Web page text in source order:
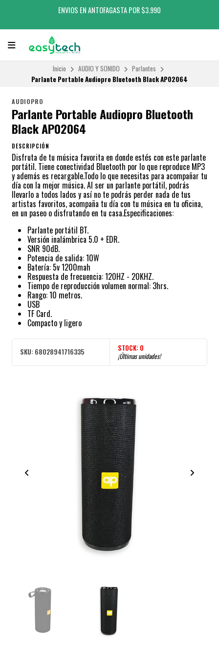
ENVIOS EN ANTOFAGASTA POR $3.990
Inicio AUDIO Y SONIDO
Parlantes
Parlante Portable Audiopro Bluetooth Black AP02064
AUDIOPRO
Parlante Portable Audiopro Bluetooth
Black AP02064
DESCRIPCIÓN
Disfruta de tu música favorita en donde estés con este parlante
portátil. Tiene conectividad Bluetooth por lo que reproduce MP3
y además es recargable.Todo lo que necesitas para acompañar tu
día con la mejor música. Al ser un parlante portátil, podrás
llevarlo a todos lados y así no te podrás perder nada de tus
artistas favoritos, acompaña tu día con tu música en tu oficina,
en un paseo o disfrutando en tu casa.Especificaciones:
Parlante portátil BT.
Versión inalámbrica 5.0 + EDR.
SNR 90dB.
Potencia de salida: 10W
Batería: 5v 1200mah
Respuesta de frecuencia: 120HZ - 20KHZ.
Tiempo de reproducción volumen normal: 3hrs.
Rango: 10 metros.
USB
TF Card.
Compacto y ligero
SKU: 68028941716335 STOCK: 0
¡Últimas unidades!